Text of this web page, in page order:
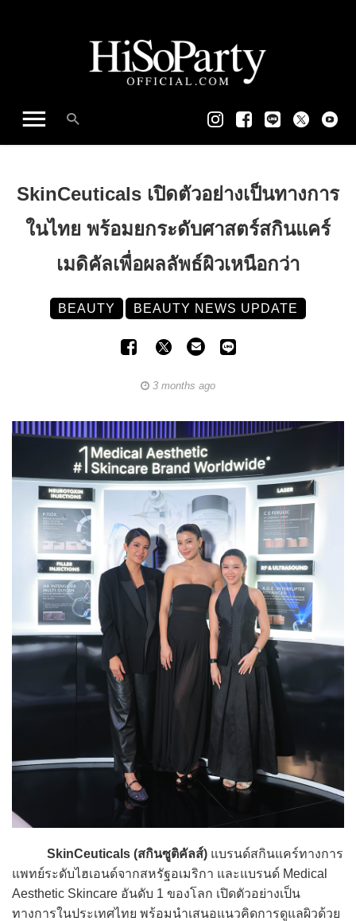
SkinCeuticals เปิดตัวอย่างเป็นทางการ
ในไทย พร้อมยกระดับศาสตร์สกินแคร์
เมดิคัลเพื่อผลลัพธ์ผิวเหนือกว่า
BEAUTY BEAUTY NEWS UPDATE
3 months ago
SkinCeuticals (สกินซูติคัลส์) แบรนด์สกินแคร์ทางการ
แพทย์ระดับไฮเอนด์จากสหรัฐอเมริกา และแบรนด์ Medical
Aesthetic Skincare อันดับ 1 ของโลก เปิดตัวอย่างเป็น
ทางการในประเทศไทย พร้อมนำเสนอแนวคิดการดูแลผิวด้วย